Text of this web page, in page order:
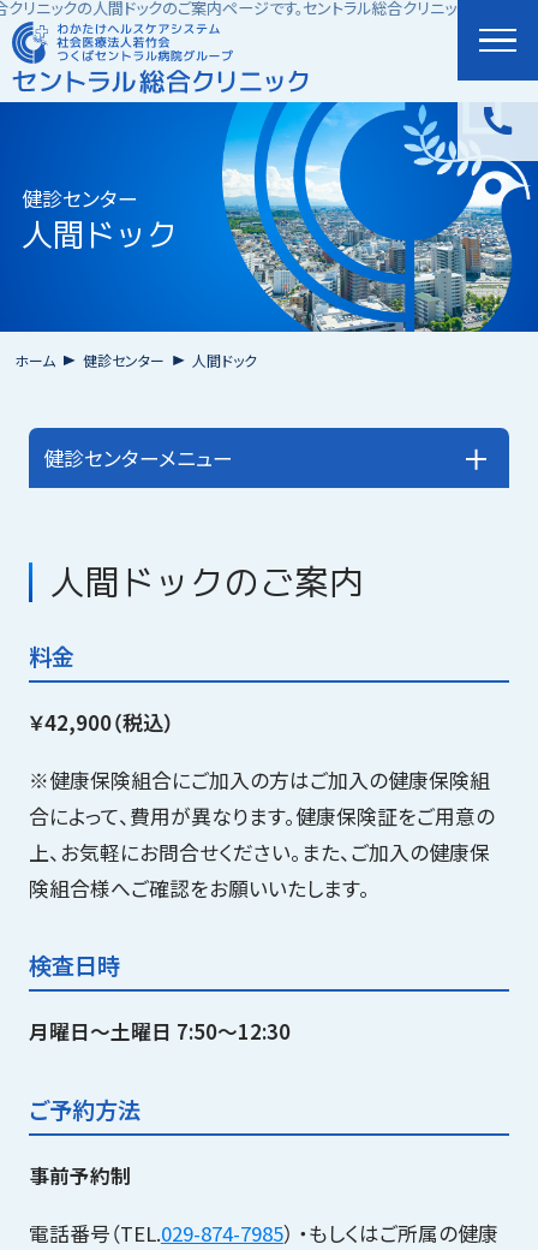
リニックの人間ドックのご案内ページです。セントラル総合クリニックの人間ド
文字サイズ 標準 拡大
外来案内
クリニック紹介
在宅医療
交通案内
健診センター
人間ドック
ホーム 健診センター 人間ドック
人間ドックのご案内
料金
￥42,900（税込）
※健康保険組合にご加入の方はご加入の健康保険組
合によって、費用が異なります。健康保険証をご用意の
上、お気軽にお問合せください。また、ご加入の健康保
険組合様へご確認をお願いいたします。
検査日時
月曜日～土曜日 7:50～12:30
ご予約方法
事前予約制
電話番号（TEL.029-874-7985） ・もしくはご所属の健康
健診センターメニュー